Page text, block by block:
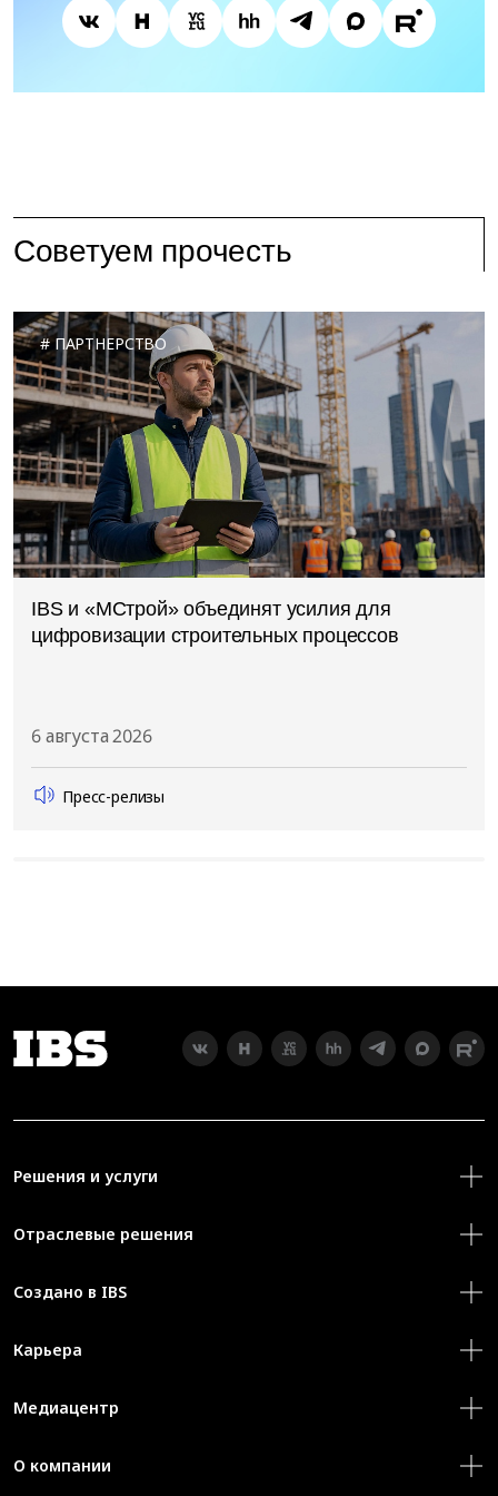
Советуем прочесть
ПАРТНЕРСТВО
IBS и «МСтрой» объединят усилия для
цифровизации строительных процессов
6 августа 2026
Пресс-релизы
Решения и услуги
Отраслевые решения
Создано в IBS
Карьера
Медиацентр
О компании